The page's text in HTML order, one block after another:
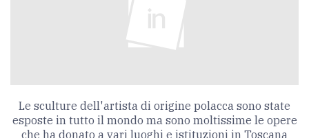
Le sculture dell'artista di origine polacca sono state
esposte in tutto il mondo ma sono moltissime le opere
che ha donato a vari luoghi e istituzioni in Toscana